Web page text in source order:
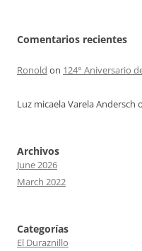
Comentarios recientes
Ronold on 124° Aniversario
Luz micaela Varela Andersch
Archivos
June 2026
March 2022
Categorías
El Duraznillo